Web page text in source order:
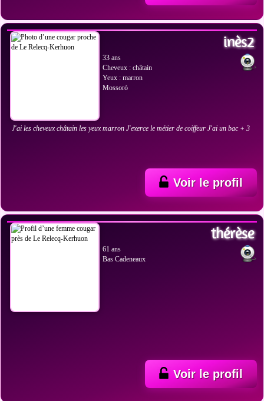
inès2
33 ans
Cheveux : châtain
Yeux : marron
Mossoró
J'ai les cheveux châtain les yeux marron J'exerce le métier de coiffeur J'ai un bac + 3
Voir le profil
thérèse
61 ans
Bas Cadeneaux
Voir le profil